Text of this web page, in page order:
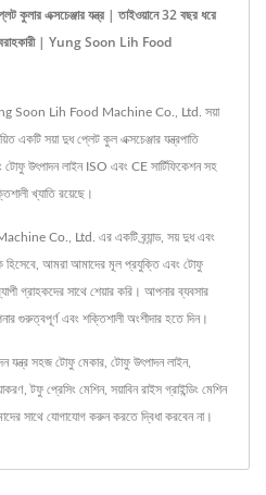
কুলার এক্সচেঞ্জার যন্ত্র | তাইওয়ানে 32 বছর ধরে
সরবরাহকারী | Yung Soon Lih Food
Soon Lih Food Machine Co., Ltd. সয়া
একটি সয়া দুধ প্লেট কুল এক্সচেঞ্জার যন্ত্রপাতি
উৎপাদন লাইন ISO এবং CE সার্টিফিকেশন সহ
খ্যাতি রয়েছে।
Co., Ltd. এর একটি ব্র্যান্ড, সয় দুধ এবং
হিসেবে, আমরা আমাদের মূল প্রযুক্তি এবং টোফু
গ্রাহকদের সাথে শেয়ার করি। আপনার ব্যবসার
গুরুত্বপূর্ণ এবং শক্তিশালী অংশীদার হতে দিন।
যন্ত্র সহজ টোফু মেকার টোফু উৎপাদন লাইন,
টফু প্রেসিং মেশিন, সয়াবিন রাইস গ্রাইন্ডিং মেশিন
সাথে যোগাযোগ করুনকরতে দ্বিধা করবেন না।